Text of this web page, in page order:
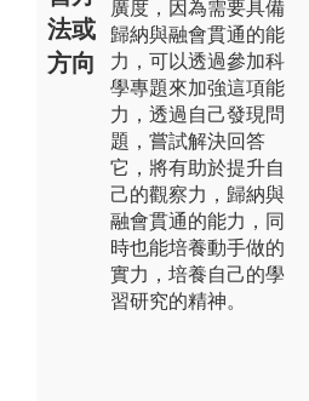
法或
方向
廣度，因為需要具備
歸納與融會貫通的能
力，可以透過參加科
學專題來加強這項能
力，透過自己發現問
題，嘗試解決回答
它，將有助於提升自
己的觀察力，歸納與
融會貫通的能力，同
時也能培養動手做的
實力，培養自己的學
習研究的精神。